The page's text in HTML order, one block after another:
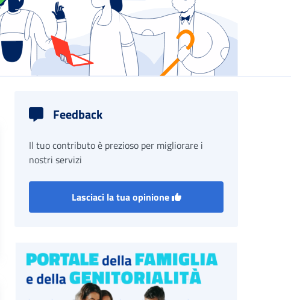
Feedback
Il tuo contributo è prezioso per migliorare i
nostri servizi
Lasciaci la tua opinione